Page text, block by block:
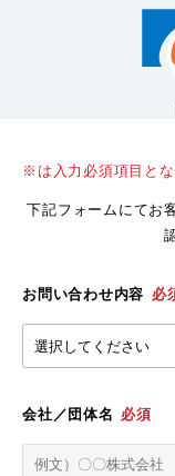
※は入力必須項目とな
下記フォームにてお
お問い合わせ内容 必
会社／団体名 必須